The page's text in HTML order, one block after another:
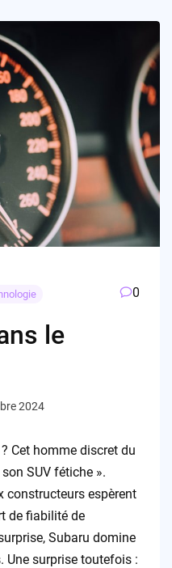
0
le
2024
Cet homme discret du
SUV fétiche ».
constructeurs espèrent
de fiabilité de
Subaru domine
Une surprise toutefois :